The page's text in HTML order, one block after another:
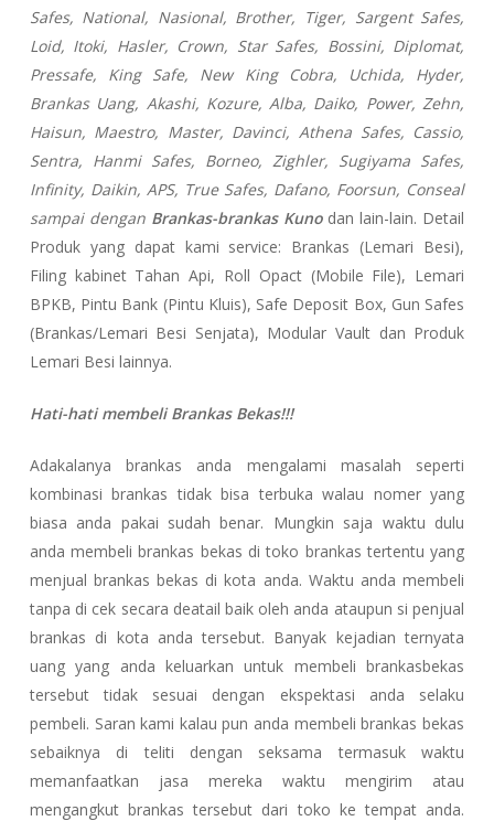
Safes, National, Nasional, Brother, Tiger, Sargent Safes,
Loid, Itoki, Hasler, Crown, Star Safes, Bossini, Diplomat,
Pressafe, King Safe, New King Cobra, Uchida, Hyder,
Brankas Uang, Akashi, Kozure, Alba, Daiko, Power, Zehn,
Haisun, Maestro, Master, Davinci, Athena Safes, Cassio,
Sentra, Hanmi Safes, Borneo, Zighler, Sugiyama Safes,
Infinity, Daikin, APS, True Safes, Dafano, Foorsun, Conseal
sampai dengan Brankas-brankas Kunodan lain-lain. Detail
Produk yang dapat kami service: Brankas (Lemari Besi),
Filing kabinet Tahan Api, Roll Opact (Mobile File), Lemari
BPKB, Pintu Bank (Pintu Kluis), Safe Deposit Box, Gun Safes
(Brankas/Lemari Besi Senjata), Modular Vault dan Produk
Lemari Besi lainnya.
Hati-hati membeli Brankas Bekas!!!
Adakalanya brankas anda mengalami masalah seperti
kombinasi brankas tidak bisa terbuka walau nomer yang
biasa anda pakai sudah benar. Mungkin saja waktu dulu
anda membeli brankas bekas di toko brankas tertentu yang
menjual brankas bekas di kota anda. Waktu anda membeli
tanpa di cek secara deatail baik oleh anda ataupun si penjual
brankas di kota anda tersebut. Banyak kejadian ternyata
uang yang anda keluarkan untuk membeli brankasbekas
tersebut tidak sesuai dengan ekspektasi anda selaku
pembeli. Saran kami kalau pun anda membeli brankas bekas
sebaiknya di teliti dengan seksama termasuk waktu
memanfaatkan jasa mereka waktu mengirim atau
mengangkut brankas tersebut dari toko ke tempat anda.